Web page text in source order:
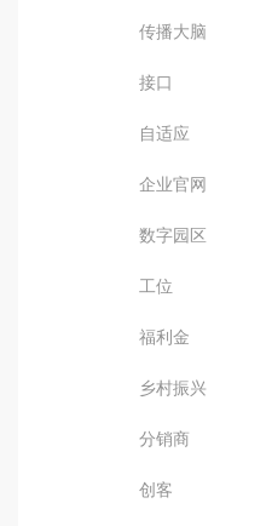
传播大脑
接口
自适应
企业官网
数字园区
工位
福利金
乡村振兴
分销商
创客